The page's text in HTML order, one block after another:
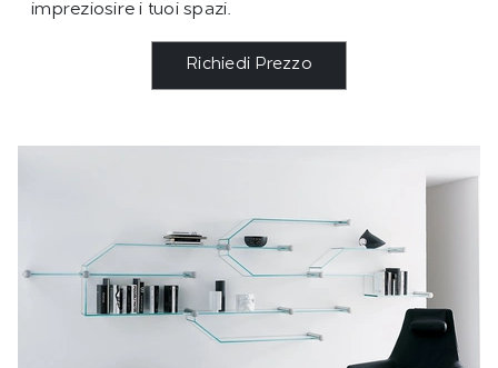
impreziosire i tuoi spazi.
Richiedi Prezzo